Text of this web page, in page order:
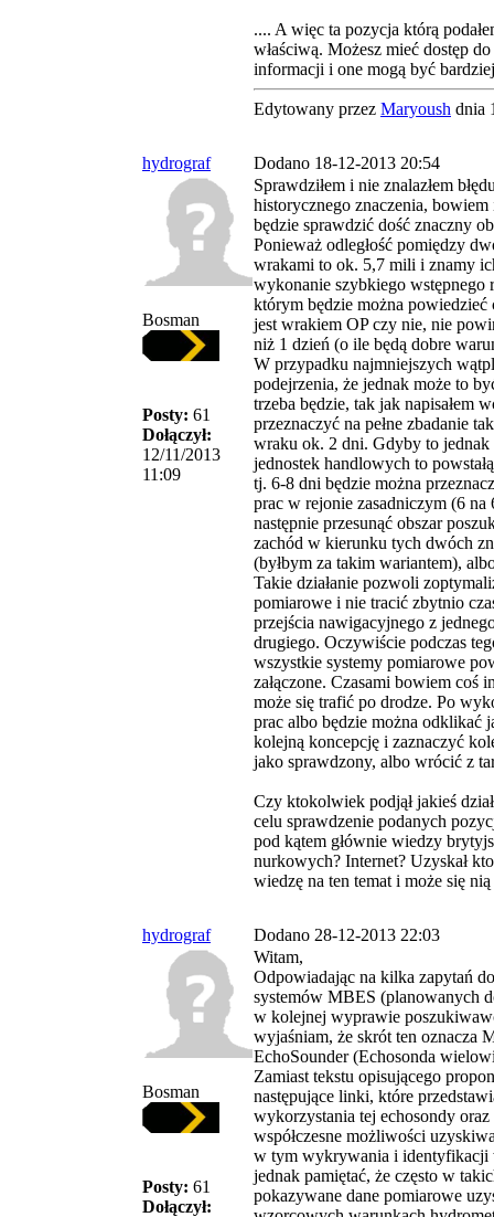
.... A więc ta pozycja którą
właściwą. Możesz mieć dostęp
informacji i one mogą być
Edytowany przez Maryoush dnia
hydrograf Dodano 18-12-2013 20:54
Bosman
Posty: 61
Dołączył:
12/11/2013
11:09
Sprawdziłem i nie znalazłem
historycznego znaczenia, bowiem
będzie sprawdzić dość znaczny
Ponieważ odległość pomiędzy
wrakami to ok. 5,7 mili i znamy
wykonanie szybkiego wstępnego
którym będzie można
jest wrakiem OP czy nie, nie
niż 1 dzień (o ile będą dobre
W przypadku najmniejszych
podejrzenia, że jednak może to
trzeba będzie, tak jak napisałem
przeznaczyć na pełne zbadanie
wraku ok. 2 dni. Gdyby to jednak
jednostek handlowych to
tj. 6-8 dni będzie można
prac w rejonie zasadniczym (6 na
następnie przesunąć obszar
zachód w kierunku tych dwóch
(byłbym za takim wariantem),
Takie działanie pozwoli
pomiarowe i nie tracić zbytnio
przejścia nawigacyjnego z
drugiego. Oczywiście podczas
wszystkie systemy pomiarowe
załączone. Czasami bowiem coś
może się trafić po drodze. Po
prac albo będzie można odklikać
kolejną koncepcję i zaznaczyć
jako sprawdzony, albo wrócić z
Czy ktokolwiek podjął jakieś
celu sprawdzenie podanych
pod kątem głównie wiedzy
nurkowych? Internet? Uzyskał
wiedzę na ten temat i może się
hydrograf Dodano 28-12-2013 22:03
Bosman
Posty: 61
Dołączył:
Witam,
Odpowiadając na kilka zapytań
systemów MBES (planowanych
w kolejnej wyprawie
wyjaśniam, że skrót ten oznacza
EchoSounder (Echosonda
Zamiast tekstu opisującego
następujące linki, które
wykorzystania tej echosondy oraz
współczesne możliwości
w tym wykrywania i identyfikacji
jednak pamiętać, że często w
pokazywane dane pomiarowe